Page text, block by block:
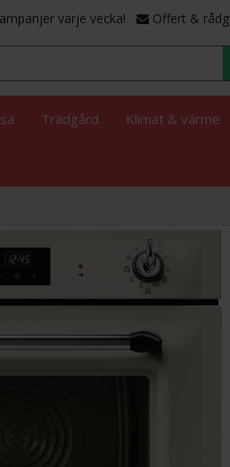
varje vecka! Offert &
Trädgård Klimat & värme